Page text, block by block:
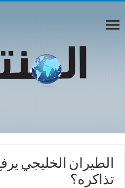
الطيران الخليجي
تذاكره؟